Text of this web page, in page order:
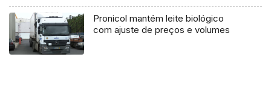
Pronicol mantém leite biológico
com ajuste de preços e volumes